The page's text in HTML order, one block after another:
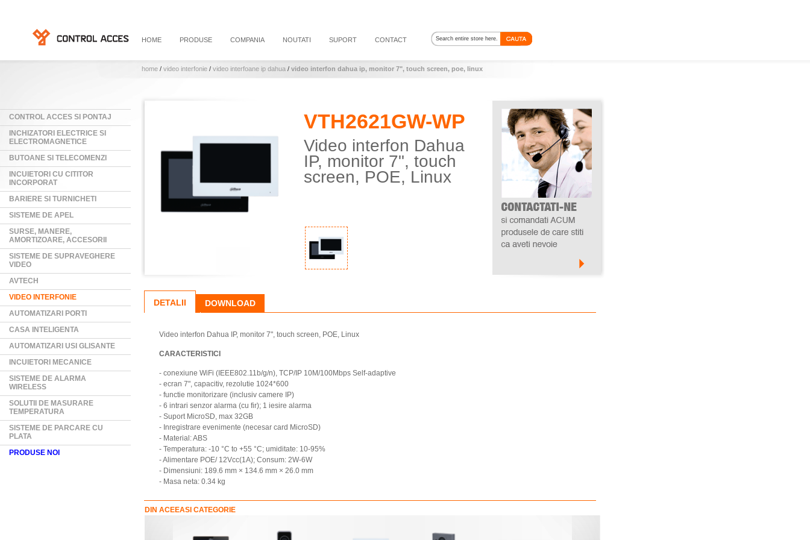
HOME PRODUSE COMPANIA NOUTATI SUPORT CONTACT
home / video interfonie / video interfoane ip dahua / video interfon dahua ip, monitor 7", touch screen, poe, linux
CONTROL ACCES SI PONTAJ
INCHIZATORI ELECTRICE SI
ELECTROMAGNETICE
BUTOANE SI TELECOMENZI
INCUIETORI CU CITITOR
INCORPORAT
BARIERE SI TURNICHETI
SISTEME DE APEL
SURSE, MANERE,
AMORTIZOARE, ACCESORII
SISTEME DE SUPRAVEGHERE
VIDEO
AVTECH
VIDEO INTERFONIE
AUTOMATIZARI PORTI
CASA INTELIGENTA
AUTOMATIZARI USI GLISANTE
INCUIETORI MECANICE
SISTEME DE ALARMA
WIRELESS
SOLUTII DE MASURARE
TEMPERATURA
SISTEME DE PARCARE CU
PLATA
PRODUSE NOI
VTH2621GW-WP
Video interfon Dahua
IP, monitor 7", touch
screen, POE, Linux
DETALII DOWNLOAD
Video interfon Dahua IP, monitor 7", touch screen, POE, Linux
CARACTERISTICI
- conexiune WiFi (IEEE802.11b/g/n), TCP/IP 10M/100Mbps Self-adaptive
- ecran 7", capacitiv, rezolutie 1024*600
- functie monitorizare (inclusiv camere IP)
- 6 intrari senzor alarma (cu fir); 1 iesire alarma
- Suport MicroSD, max 32GB
- Inregistrare evenimente (necesar card MicroSD)
- Material: ABS
- Temperatura: -10 °C to +55 °C; umiditate: 10-95%
- Alimentare POE/ 12Vcc(1A); Consum: 2W-6W
- Dimensiuni: 189.6 mm × 134.6 mm × 26.0 mm
- Masa neta: 0.34 kg
DIN ACEEASI CATEGORIE